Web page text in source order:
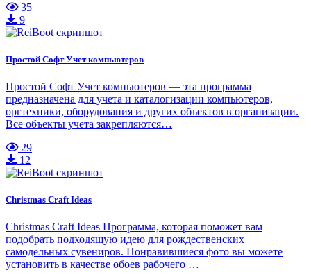
35
9
Простой Софт Учет компьютеров
Простой Софт Учет компьютеров — эта программа
предназначена для учета и каталогизации компьютеров,
оргтехники, оборудования и других объектов в организации.
Все объекты учета закрепляются…
29
12
Christmas Craft Ideas
Christmas Craft Ideas Программа, которая поможет вам
подобрать подходящую идею для рождественских
самодельных сувениров. Понравившиеся фото вы можете
установить в качестве обоев рабочего …